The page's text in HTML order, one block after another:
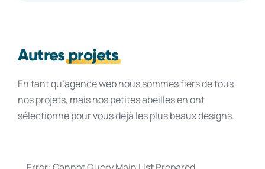
Autresprojets
En tant qu’agence web nous sommes fiers de tous
nos projets, mais nos petites abeilles en ont
sélectionné pour vous déjà les plus beaux designs.